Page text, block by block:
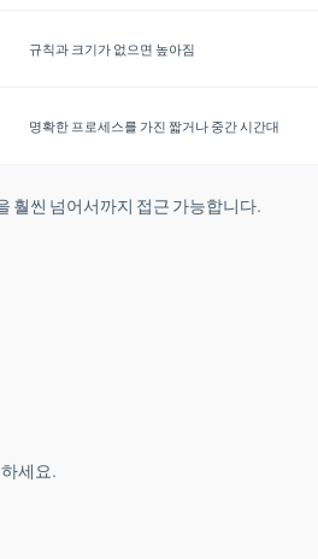
규칙과 크기가 없으면 높아짐
명확한 프로세스를 가진 짧거나 중간 시간대
훨씬 넘어서까지 접근 가능합니다.
세요.